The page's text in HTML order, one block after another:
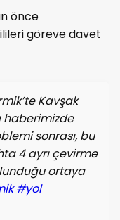
önce
göreve davet
Kavşak
haberimizde
sonrası, bu
4 ayrı çevirme
ortaya
#yol